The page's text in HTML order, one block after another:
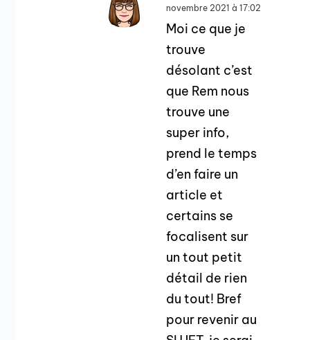
novembre 2021 à 17:02
Moi ce que je
trouve
désolant c’est
que Rem nous
trouve une
super info,
prend le temps
d’en faire un
article et
certains se
focalisent sur
un tout petit
détail de rien
du tout! Bref
pour revenir au